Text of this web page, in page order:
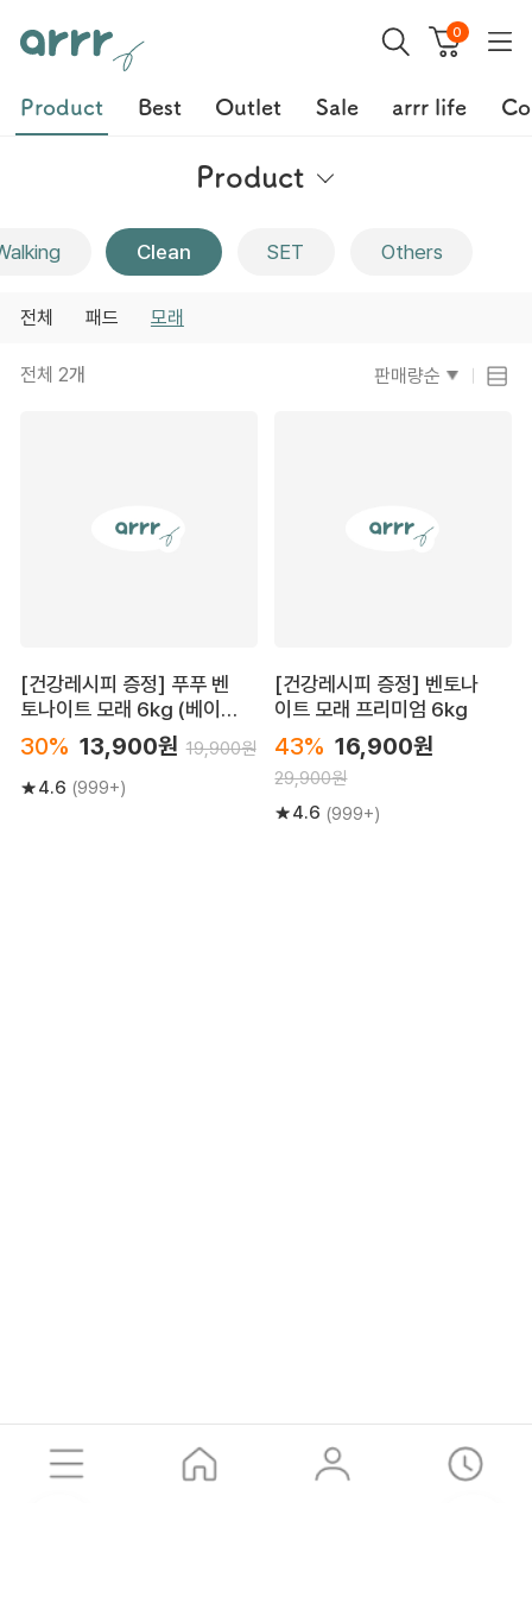
카카오톡 SMS URL 복사
0
Product Best Outlet Sale arrr life
Product
Clean SET Others
전체 패드 모래
전체2개 판매량순
[건강레시피 증정] 푸푸 벤
토나이트 모래 6kg (베이
직/프리미엄)
30% 13,900원 19,900원
4.6 (999+)
[건강레시피 증정] 벤토나
이트 모래 프리미엄 6kg
43% 16,900원
29,900원
4.6 (999+)